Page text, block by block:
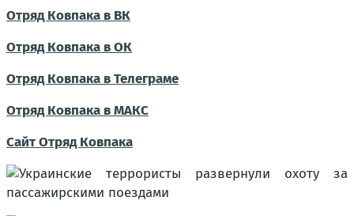
Отряд Ковпака в ВК
Отряд Ковпака в ОК
Отряд Ковпака в Телеграме
Отряд Ковпака в МАКС
Сайт Отряд Ковпака